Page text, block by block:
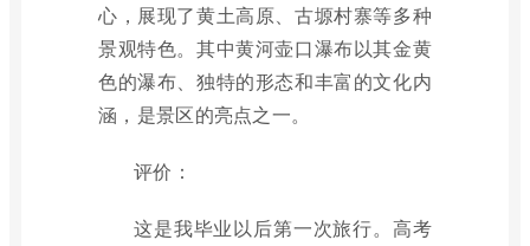
心，展现了黄土高原、古塬村寨等多种
景观特色。其中黄河壶口瀑布以其金黄
色的瀑布、独特的形态和丰富的文化内
涵，是景区的亮点之一。
评价：
这是我毕业以后第一次旅行。高考